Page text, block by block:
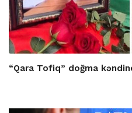
“Qara Tofiq” doğma